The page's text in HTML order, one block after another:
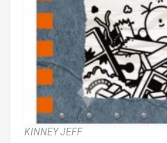
KINNEY JEFF